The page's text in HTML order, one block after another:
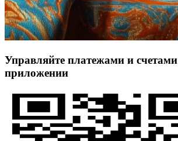
Управляйте платежами и
приложении